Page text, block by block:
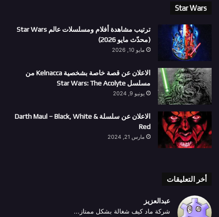
Star Wars
ترتيب مشاهدة أفلام ومسلسلات عالم Star Wars
(محدّث مايو 2026)
مايو 10, 2026
الاعلان عن قصة خاصة بشخصية Kelnacca من
مسلسل Star Wars: The Acolyte
يونيو 9, 2024
الاعلان عن سلسلة Darth Maul – Black, White &
Red
مارس 21, 2024
أخر التعليقات
عبدالعزيز
شركة ماد كيف شغالة بشكل ممتاز...